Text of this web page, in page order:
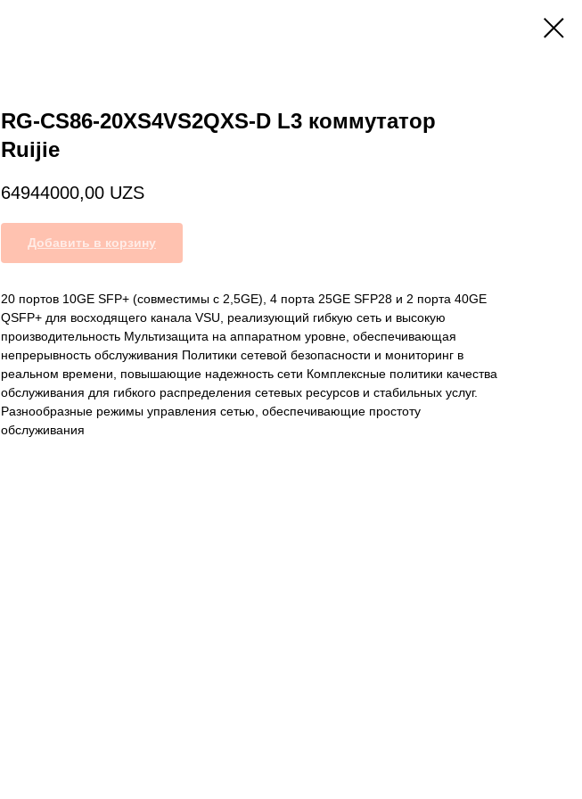
RG-CS86-20XS4VS2QXS-D L3 коммутатор
Ruijie
64944000,00 UZS
Добавить в корзину
20 портов 10GE SFP+ (совместимы с 2,5GE), 4 порта 25GE SFP28 и 2 порта 40GE
QSFP+ для восходящего канала VSU, реализующий гибкую сеть и высокую
производительность Мультизащита на аппаратном уровне, обеспечивающая
непрерывность обслуживания Политики сетевой безопасности и мониторинг в
реальном времени, повышающие надежность сети Комплексные политики качества
обслуживания для гибкого распределения сетевых ресурсов и стабильных услуг.
Разнообразные режимы управления сетью, обеспечивающие простоту
обслуживания